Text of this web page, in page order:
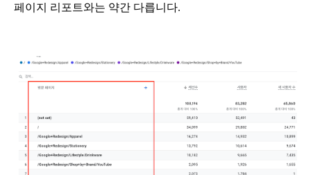
페이지 리포트와는 약간 다릅니다.